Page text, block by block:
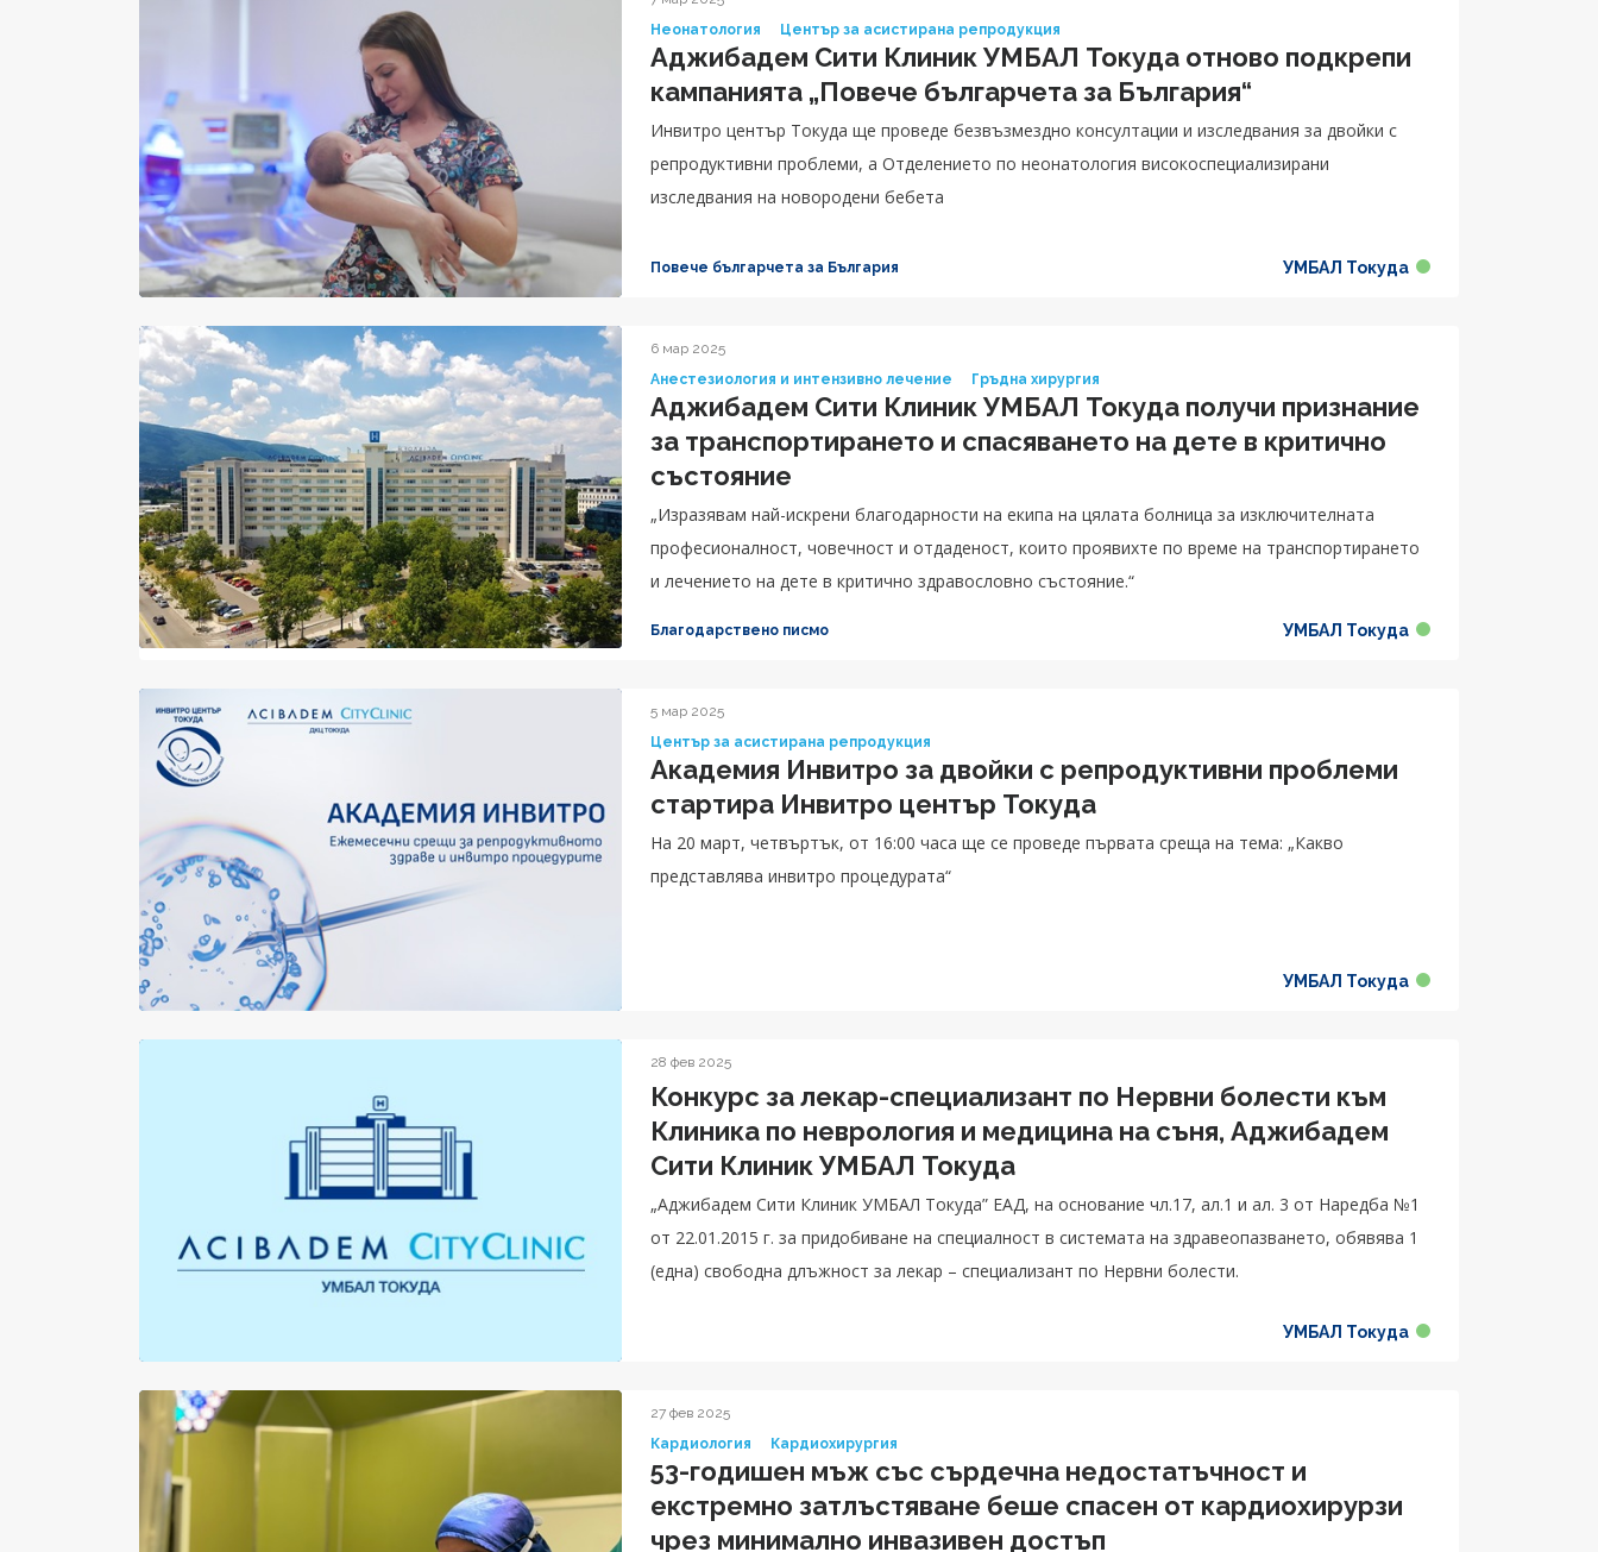
Неонатология
Център за асистирана репродукция
Аджибадем Сити Клиник УМБАЛ Токуда отново подкрепи
кампанията „Повече българчета за България“
Инвитро център Токуда ще проведе безвъзмездно консултации и изследвания за двойки с
репродуктивни проблеми, а Отделението по неонатология високоспециализирани
изследвания на новородени бебета
Повече българчета за България УМБАЛ Токуда
6 мар 2025
Анестезиология и интензивно лечение
Гръдна хирургия
Аджибадем Сити Клиник УМБАЛ Токуда получи признание
за транспортирането и спасяването на дете в критично
състояние
„Изразявам най-искрени благодарности на екипа на цялата болница за изключителната
професионалност, човечност и отдаденост, които проявихте по време на транспортирането
и лечението на дете в критично здравословно състояние.“
Благодарствено писмо УМБАЛ Токуда
5 мар 2025
Център за асистирана репродукция
Академия Инвитро за двойки с репродуктивни проблеми
стартира Инвитро център Токуда
На 20 март, четвъртък, от 16:00 часа ще се проведе първата среща на тема: „Какво
представлява инвитро процедурата“
УМБАЛ Токуда
28 фев 2025
Конкурс за лекар-специализант по Нервни болести към
Клиника по неврология и медицина на съня, Аджибадем
Сити Клиник УМБАЛ Токуда
„Аджибадем Сити Клиник УМБАЛ Токуда” ЕАД, на основание чл.17, ал.1 и ал. 3 от Наредба №1
от 22.01.2015 г. за придобиване на специалност в системата на здравеопазването, обявява 1
(една) свободна длъжност за лекар – специализант по Нервни болести.
УМБАЛ Токуда
27 фев 2025
Кардиология
Кардиохирургия
53-годишен мъж със сърдечна недостатъчност и
екстремно затлъстяване беше спасен от кардиохирурзи
чрез минимално инвазивен достъп